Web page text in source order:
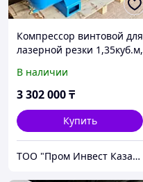
Компрессор винтовой для
лазерной резки 1,35куб.м,
В наличии
3 302 000₸
Купить
ТОО "Пром Инвест Казахстан"